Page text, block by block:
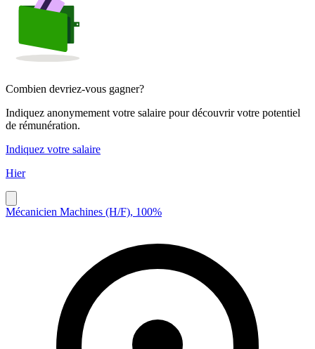
Combien devriez-vous gagner?
Indiquez anonymement votre salaire pour découvrir votre potentiel
de rémunération.
Indiquez votre salaire
Hier
Mécanicien Machines (H/F), 100%